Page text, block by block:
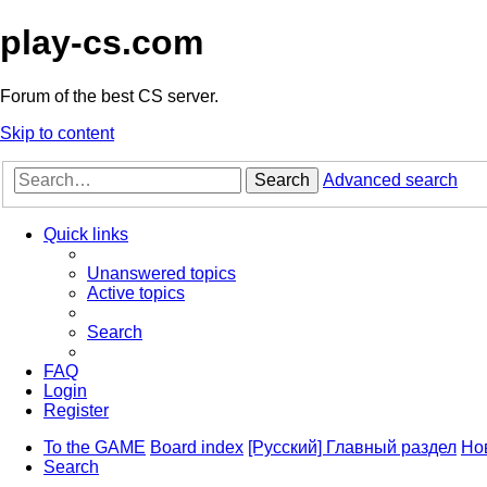
play-cs.com
Forum of the best CS server.
Skip to content
Search Advanced search
Quick links
Unanswered topics
Active topics
Search
FAQ
Login
Register
To the GAME Board index [Русский] Главный раздел
Search